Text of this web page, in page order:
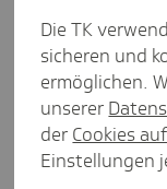
gesunken
Pres­se­mit­tei­lung
Presse und Politik
Die TK
sicheren und
ermöglichen.
unserer
der Cookies
Einstellungen